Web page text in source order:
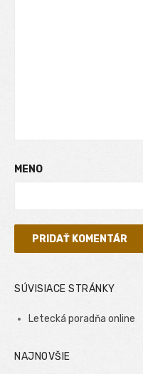
MENO
SÚVISIACE STRÁNKY
Letecká poradňa online
NAJNOVŠIE